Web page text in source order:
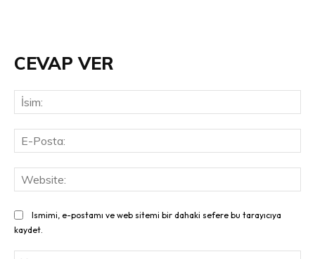
CEVAP VER
Ismimi, e-postamı ve web sitemi bir dahaki sefere bu tarayıcıya
kaydet.